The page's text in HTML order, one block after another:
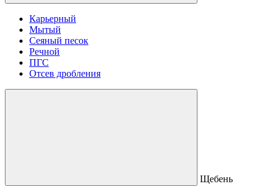
Карьерный
Мытый
Сеяный песок
Речной
ПГС
Отсев дробления
Щебень